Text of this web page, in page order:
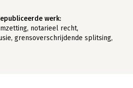
werk:
notarieel recht,
grensoverschrijdende splitsing,